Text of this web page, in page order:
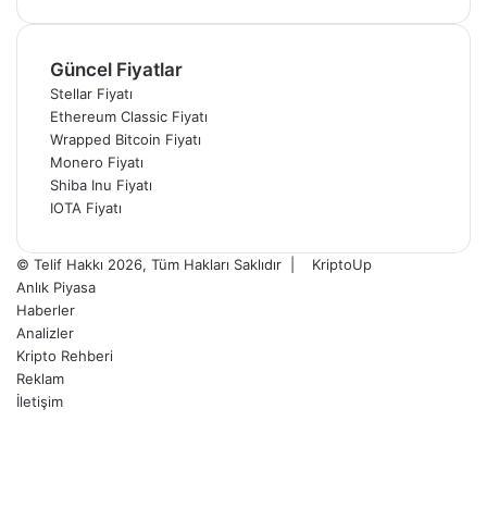
Güncel Fiyatlar
Stellar Fiyatı
Ethereum Classic Fiyatı
Wrapped Bitcoin Fiyatı
Monero Fiyatı
Shiba Inu Fiyatı
IOTA Fiyatı
© Telif Hakkı 2026, Tüm Hakları Saklıdır |
KriptoUp
Anlık Piyasa
Haberler
Analizler
Kripto Rehberi
Reklam
İletişim